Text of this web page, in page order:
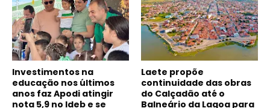
Investimentos na
educação nos últimos
anos faz Apodi atingir
nota 5,9 no Ideb e se
Laete propõe
continuidade das obras
do Calçadão até o
Balneário da Lagoa para